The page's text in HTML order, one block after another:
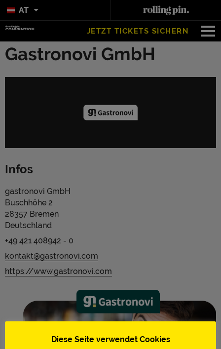
AT
JETZT TICKETS SICHERN
Gastronovi GmbH
Infos
gastronovi GmbH
Buschhöhe 2
28357 Bremen
Deutschland
+49 421 408942 - 0
kontakt@gastronovi.com
https://www.gastronovi.com
Diese Seite verwendet Cookies